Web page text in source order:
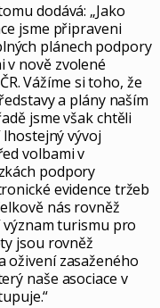
dodává: „Jako
jsme připraveni
plánech podpory
v nově zvolené
Vážíme si toho, že
a plány naším
jsme však chtěli
vývoj
volbami v
podpory
evidence tržeb
nás rovněž
turismu pro
jsou rovněž
oživení zasaženého
naše asociace v